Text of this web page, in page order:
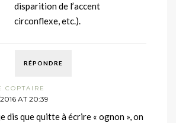
disparition de l’accent
circonflexe, etc.).
RÉPONDRE
COPTAIRE
AT 20:39
dis que quitte à écrire « ognon », on